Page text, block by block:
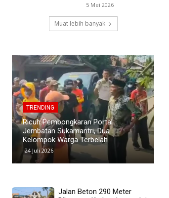
5 Mei 2026
Muat lebih banyak
TRENDING
PWI Pusat Sesalkan Pernyataan
Hotman Paris yang Dinilai
Merendahkan Profesi Wartawan
19 Juli 2026
Jalan Beton 290 Meter